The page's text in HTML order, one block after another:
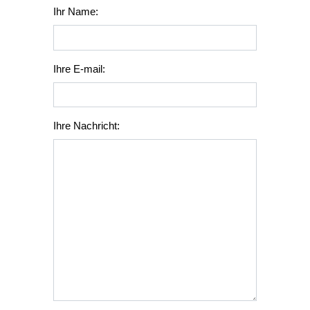
Ihr Name:
Ihre E-mail:
Ihre Nachricht: